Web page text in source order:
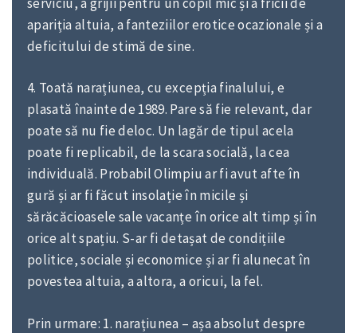
apariția altuia, a fanteziilor erotice ocazionale și a
deficitului de stimă de sine.
4. Toată narațiunea, cu excepția finalului, e
plasată înainte de 1989. Pare să fie relevant, dar
poate să nu fie deloc. Un lagăr de tipul acela
poate fi replicabil, de la scara socială, la cea
individuală. Probabil Olimpiu ar fi avut afte în
gură și ar fi făcut insolație în micile și
sărăcăcioasele sale vacanțe în orice alt timp și în
orice alt spațiu. S-ar fi detașat de condițiile
politice, sociale și economice și ar fi alunecat în
povestea altuia, a altora, a oricui, la fel.
Prin urmare: 1. narațiunea – așa absolut despre